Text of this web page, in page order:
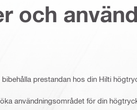
och
prestandan hos din Hilti
användningsområdet för din